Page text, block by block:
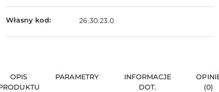
Własny kod: 26.30.23.0
OPIS
PARAMETRY
INFORMACJE
DOT.
(0)